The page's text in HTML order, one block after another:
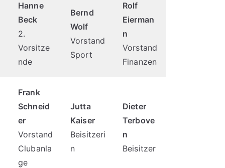
Hanne
Beck
2.
Vorsitze
nde
Bernd
Wolf
Vorstand
Sport
Rolf
Eierman
n
Vorstand
Finanzen
Frank
Schneid
er
Vorstand
Clubanla
ge
Jutta
Kaiser
Beisitzeri
n
Dieter
Terbove
n
Beisitzer